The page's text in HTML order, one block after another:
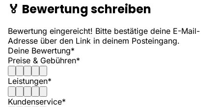
🏅 Bewertung schreiben
Bewertung eingereicht! Bitte bestätige deine E-Mail-
Adresse über den Link in deinem Posteingang.
Deine Bewertung*
Preise & Gebühren*
Leistungen*
Kundenservice*